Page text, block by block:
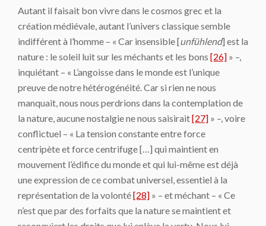
Autant il faisait bon vivre dans le cosmos grec et la
création médiévale, autant l’univers classique semble
indifférent à l’homme – « Car insensible [unfühlend] est la
nature : le soleil luit sur les méchants et les bons [26] » –,
inquiétant – « L’angoisse dans le monde est l’unique
preuve de notre hétérogénéité. Car si rien ne nous
manquait, nous nous perdrions dans la contemplation de
la nature, aucune nostal­gie ne nous saisirait[27] » –, voire
conflictuel – « La tension constante entre force
centripète et force centrifuge […] qui maintient en
mouvement l’édifice du monde et qui lui-même est déjà
une expression de ce combat universel, essentiel à la
représentation de la volonté[28] » – et méchant – « Ce
n’est que par des forfaits que la nature se maintient et